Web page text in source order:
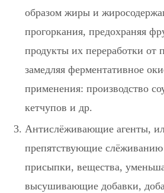
образом жиры и
прогоркания, предохраняя
продукты их переработки от
замедляя ферментативное
применения: производство
кетчупов и др.
Антислёживающие агенты,
препятствующие
присыпки, вещества,
высушивающие добавки,